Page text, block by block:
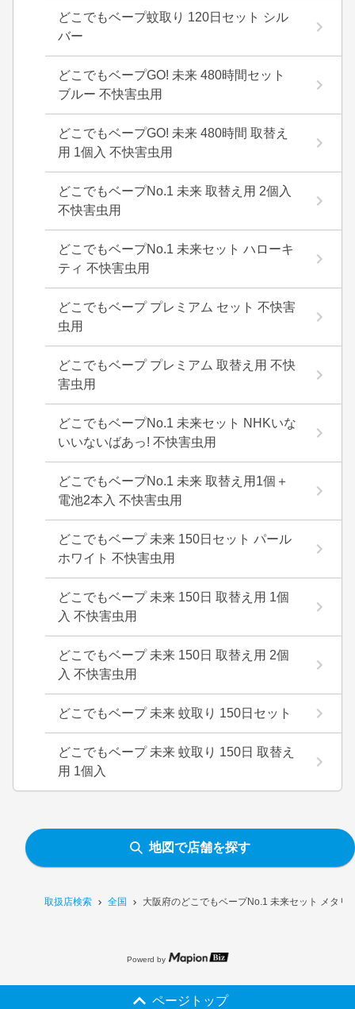
取扱店検索 全国 大阪府のどこでもベープNo.1 未来セット メタリ
どこでもベープ蚊取り 120日セット シル
バー
どこでもベープGO! 未来 480時間セット
ブルー 不快害虫用
どこでもベープGO! 未来 480時間 取替え
用 1個入 不快害虫用
どこでもベープNo.1 未来 取替え用 2個入
不快害虫用
どこでもベープNo.1 未来セット ハローキ
ティ 不快害虫用
どこでもベープ プレミアム セット 不快害
虫用
どこでもベープ プレミアム 取替え用 不快
害虫用
どこでもベープNo.1 未来セット NHKいな
いいないばあっ! 不快害虫用
どこでもベープNo.1 未来 取替え用1個＋
電池2本入 不快害虫用
どこでもベープ 未来 150日セット パール
ホワイト 不快害虫用
どこでもベープ 未来 150日 取替え用 1個
入 不快害虫用
どこでもベープ 未来 150日 取替え用 2個
入 不快害虫用
どこでもベープ 未来 蚊取り 150日セット
どこでもベープ 未来 蚊取り 150日 取替え
用 1個入
地図で店舗を探す
Powerd by
ページトップ